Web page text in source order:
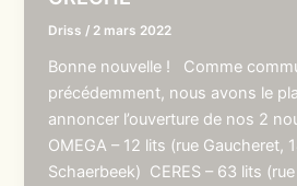
Driss / 2 mars 2022
Bonne nouvelle ! Comme
précédemment, nous avons le
annoncer l’ouverture de nos 2
OMEGA – 12 lits (rue Gaucheret,
Schaerbeek) CERES – 63 lits (rue